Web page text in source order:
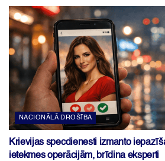
NACIONĀLĀ DROŠĪBA
Krievijas specdienesti izmanto
ietekmes operācijām, brīdina eksperti